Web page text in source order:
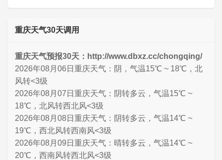
重庆天气30天调用
重庆天气预报30天：http://www.dbxz.cc/chongqing/
2026年08月06日重庆天气：阴，气温15℃ ~ 18℃，北
风转<3级
2026年08月07日重庆天气：阴转多云，气温15℃ ~
18℃，北风转西北风<3级
2026年08月08日重庆天气：阴转多云，气温14℃ ~
19℃，西北风转西南风<3级
2026年08月09日重庆天气：晴转多云，气温14℃ ~
20℃，西南风转西北风<3级